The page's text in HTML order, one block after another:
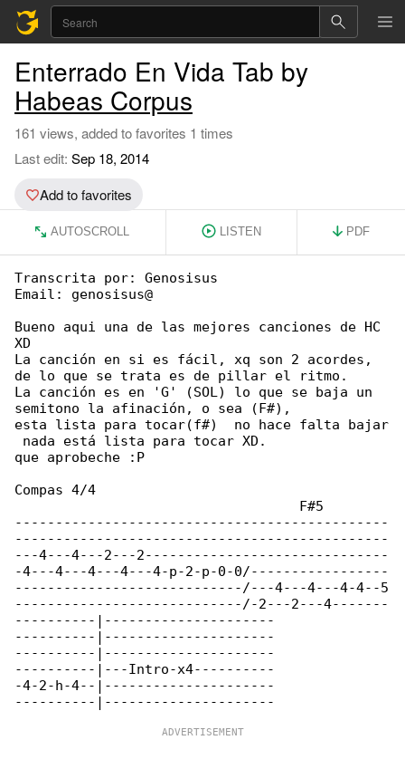
Enterrado En Vida Tab by
Habeas Corpus
161 views, added to favorites 1 times
Last edit: Sep 18, 2014
Add to favorites
AUTOSCROLL LISTEN PDF
Transcrita por: Genosisus
Email: genosisus@
Bueno aqui una de las mejores canciones de HC
XD
La canción en si es fácil, xq son 2 acordes,
de lo que se trata es de pillar el ritmo.
La canción es en 'G' (SOL) lo que se baja un
semitono la afinación, o sea (F#),
esta lista para tocar(f#)  no hace falta bajar
nada está lista para tocar XD.
que aprobeche :P
Compas 4/4
                                   F#5
----------------------------------------------
----------------------------------------------
---4---4---2---2------------------------------
-4---4---4---4---4-p-2-p-0-0/-----------------
----------------------------/---4---4---4-4--5
----------------------------/-2---2---4-------
----------|---------------------
----------|---------------------
----------|---------------------
----------|---Intro-x4----------
-4-2-h-4--|---------------------